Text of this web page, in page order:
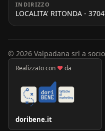
INDIRIZZO
LOCALITA' RITONDA -
© 2026 Valpadana srl a
Realizzato con ♥da
doribene.it